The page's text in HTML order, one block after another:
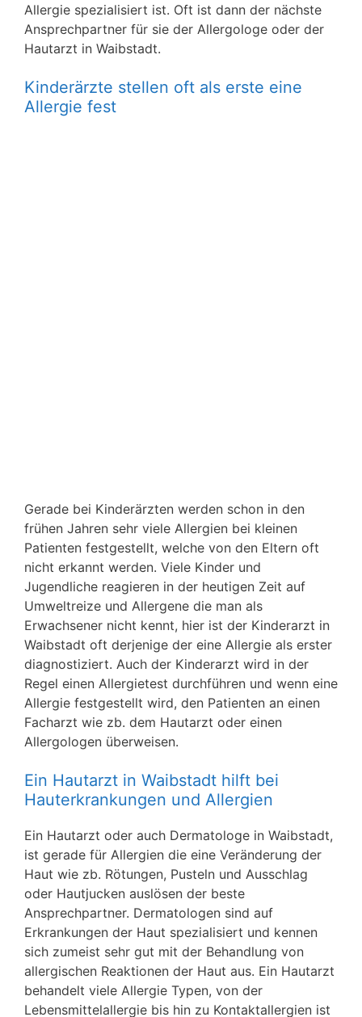
Allergie spezialisiert ist. Oft ist dann der nächste
Ansprechpartner für sie der Allergologe oder der
Hautarzt in Waibstadt.
Kinderärzte stellen oft als erste eine
Allergie fest
Gerade bei Kinderärzten werden schon in den
frühen Jahren sehr viele Allergien bei kleinen
Patienten festgestellt, welche von den Eltern oft
nicht erkannt werden. Viele Kinder und
Jugendliche reagieren in der heutigen Zeit auf
Umweltreize und Allergene die man als
Erwachsener nicht kennt, hier ist der Kinderarzt in
Waibstadt oft derjenige der eine Allergie als erster
diagnostiziert. Auch der Kinderarzt wird in der
Regel einen Allergietest durchführen und wenn eine
Allergie festgestellt wird, den Patienten an einen
Facharzt wie zb. dem Hautarzt oder einen
Allergologen überweisen.
Ein Hautarzt in Waibstadt hilft bei
Hauterkrankungen und Allergien
Ein Hautarzt oder auch Dermatologe in Waibstadt,
ist gerade für Allergien die eine Veränderung der
Haut wie zb. Rötungen, Pusteln und Ausschlag
oder Hautjucken auslösen der beste
Ansprechpartner. Dermatologen sind auf
Erkrankungen der Haut spezialisiert und kennen
sich zumeist sehr gut mit der Behandlung von
allergischen Reaktionen der Haut aus. Ein Hautarzt
behandelt viele Allergie Typen, von der
Lebensmittelallergie bis hin zu Kontaktallergien ist